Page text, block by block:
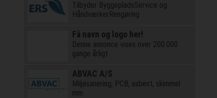
Tilbyder ByggepladsService og
HåndværkerRengøring
Få navn og logo her!
Denne annonce vises over 200.000
gange årligt
ABVAC A/S
Miljøsanering, PCB, asbest, skimmel
mm.